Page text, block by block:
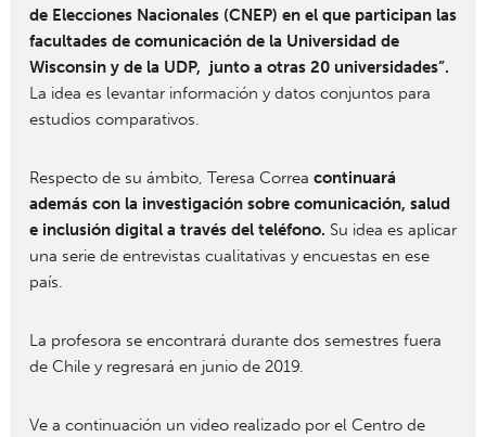
de Elecciones Nacionales (CNEP) en el que participan las
facultades de comunicación de la Universidad de
Wisconsin y de la UDP, junto a otras 20 universidades”.
La idea es levantar información y datos conjuntos para
estudios comparativos.
Respecto de su ámbito, Teresa Correa continuará
además con la investigación sobre comunicación, salud
e inclusión digital a través del teléfono. Su idea es aplicar
una serie de entrevistas cualitativas y encuestas en ese
país.
La profesora se encontrará durante dos semestres fuera
de Chile y regresará en junio de 2019.
Ve a continuación un video realizado por el Centro de